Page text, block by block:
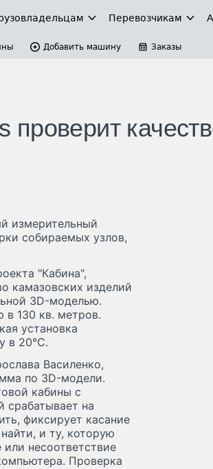
Перевозчикам
Добавить машину Заказы
измерительный
собираемых узлов,
"Кабина",
камазовских изделий
3D-моделью.
в 130 кв. метров.
установка
в 20°C.
Василенко,
по 3D-модели.
кабины с
срабатывает на
фиксирует касание
и ту, которую
несоответствие
Проверка